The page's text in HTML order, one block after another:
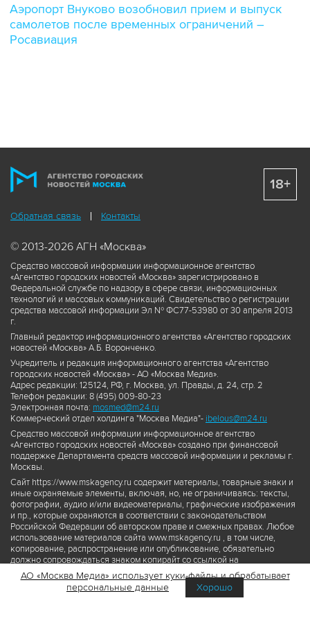
Аэропорт Внуково возобновил прием и выпуск
самолетов после временных ограничений –
Росавиация
Обратная связь Контакты
© 2013-2026 АГН «Москва»
Средство массовой информации информационное агентство
«Агентство городских новостей «Москва» зарегистрировано в
Федеральной службе по надзору в сфере связи, информационных
технологий и массовых коммуникаций. Свидетельство о регистрации
средства массовой информации Эл № ФС77-53980 от 30 апреля 2013
г.
Главный редактор информационного агентства «Агентство городских
новостей «Москва» А.Б. Воронченко.
Учредитель и редакция информационного агентства «Агентство
городских новостей «Москва» - АО «Москва Медиа».
Адрес редакции: 125124, РФ, г. Москва, ул. Правды, д. 24, стр. 2
Телефон редакции: 8 (495) 009-80-23
Электронная почта: mosmed@m24.ru
Коммерческий отдел холдинга "Москва Медиа"- ibelous@m24.ru
Средство массовой информации информационное агентство
«Агентство городских новостей «Москва» создано при финансовой
поддержке Департамента средств массовой информации и рекламы г.
Москвы.
Сайт https://www.mskagency.ru содержит материалы, товарные знаки и
иные охраняемые элементы, включая, но, не ограничиваясь: тексты,
фотографии, аудио и/или видеоматериалы, графические изображения
и пр., которые охраняются в соответствии с законодательством
Российской Федерации об авторском праве и смежных правах. Любое
использование материалов сайта www.mskagency.ru , в том числе,
копирование, распространение или опубликование, обязательно
должно сопровождаться знаком копирайт со ссылкой на
правообладателя © АО «Москва Медиа», а также гиперссылкой на сайт
www.mskagency.ru как на первоисточник информации. Переработка
материалов сайта www.mskagency.ru не допускается.
18+
АО «Москва Медиа» использует куки-файлы и обрабатывает
персональные данные
Хорошо